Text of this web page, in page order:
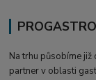
Na trhu působíme
partner v oblasti